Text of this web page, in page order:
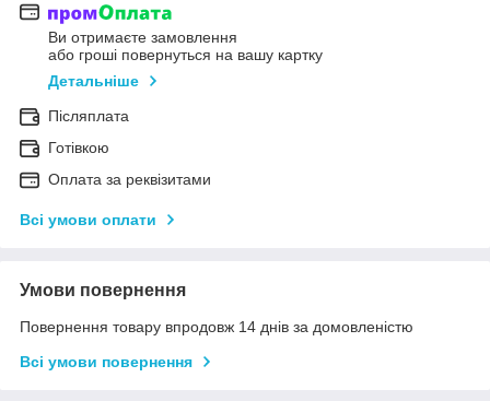
Ви отримаєте замовлення
або гроші повернуться на вашу картку
Детальніше
Післяплата
Готівкою
Оплата за реквізитами
Всі умови оплати
Умови повернення
Повернення товару впродовж 14 днів за домовленістю
Всі умови повернення